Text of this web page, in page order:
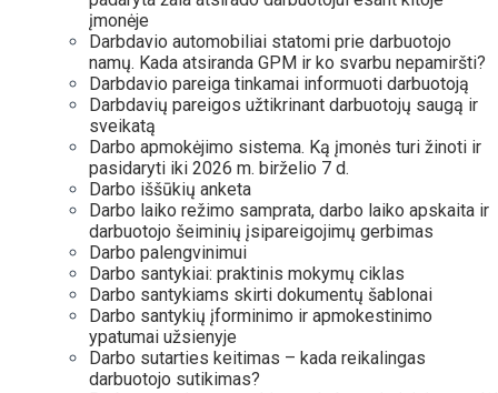
įmonėje
Darbdavio automobiliai statomi prie darbuotojo
namų. Kada atsiranda GPM ir ko svarbu nepamiršti?
Darbdavio pareiga tinkamai informuoti darbuotoją
Darbdavių pareigos užtikrinant darbuotojų saugą ir
sveikatą
Darbo apmokėjimo sistema. Ką įmonės turi žinoti ir
pasidaryti iki 2026 m. birželio 7 d.
Darbo iššūkių anketa
Darbo laiko režimo samprata, darbo laiko apskaita ir
darbuotojo šeiminių įsipareigojimų gerbimas
Darbo palengvinimui
Darbo santykiai: praktinis mokymų ciklas
Darbo santykiams skirti dokumentų šablonai
Darbo santykių įforminimo ir apmokestinimo
ypatumai užsienyje
Darbo sutarties keitimas – kada reikalingas
darbuotojo sutikimas?